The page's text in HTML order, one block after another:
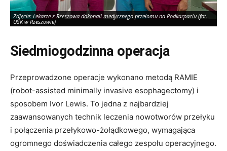
Zdjęcie: Lekarze z Rzeszowa dokonali medycznego przełomu na Podkarpaciu (fot.
USK w Rzeszowie)
Siedmiogodzinna operacja
Przeprowadzone operacje wykonano metodą RAMIE
(robot-assisted minimally invasive esophagectomy) i
sposobem Ivor Lewis. To jedna z najbardziej
zaawansowanych technik leczenia nowotworów przełyku
i połączenia przełykowo-żołądkowego, wymagająca
ogromnego doświadczenia całego zespołu operacyjnego.